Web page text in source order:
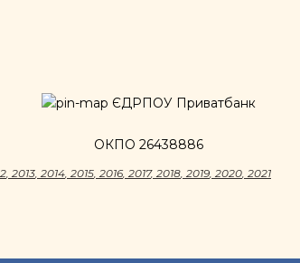
ЄДРПОУ Приватбанк
ОКПО 26438886
, 2013, 2014, 2015, 2016, 2017, 2018, 2019, 2020, 2021